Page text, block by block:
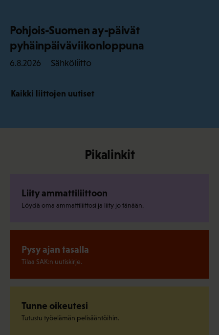
Pohjois-Suomen ay-päivät
pyhäinpäiväviikonloppuna
6.8.2026 Sähköliitto
Kaikki liittojen uutiset
Pikalinkit
Liity ammattiliittoon
Löydä oma ammattiliittosi ja liity jo tänään.
Pysy ajan tasalla
Tilaa SAK:n uutiskirje.
Tunne oikeutesi
Tutustu työelämän pelisääntöihin.